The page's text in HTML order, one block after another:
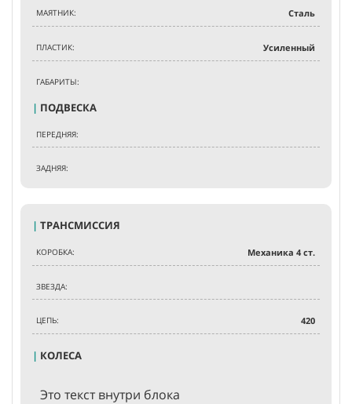
МАЯТНИК: Сталь
ПЛАСТИК: Усиленный
ГАБАРИТЫ:
| ПОДВЕСКА
ПЕРЕДНЯЯ:
ЗАДНЯЯ:
| ТРАНСМИССИЯ
КОРОБКА: Механика 4 ст.
ЗВЕЗДА:
ЦЕПЬ: 420
| КОЛЕСА
Это текст внутри блока